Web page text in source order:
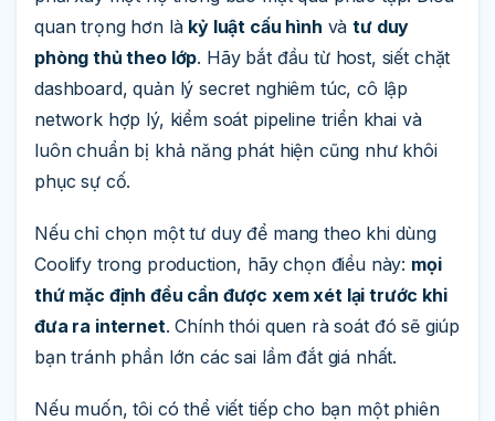
quan trọng hơn là kỷ luật cấu hình vàtư duy
phòng thủ theo lớp. Hãy bắt đầu từ host, siết chặt
dashboard, quản lý secret nghiêm túc, cô lập
network hợp lý, kiểm soát pipeline triển khai và
luôn chuẩn bị khả năng phát hiện cũng như khôi
phục sự cố.
Nếu chỉ chọn một tư duy để mang theo khi dùng
Coolify trong production, hãy chọn điều này: mọi
thứ mặc định đều cần được xem xét lại trước khi
đưa ra internet. Chính thói quen rà soát đó sẽ giúp
bạn tránh phần lớn các sai lầm đắt giá nhất.
Nếu muốn, tôi có thể viết tiếp cho bạn một phiên